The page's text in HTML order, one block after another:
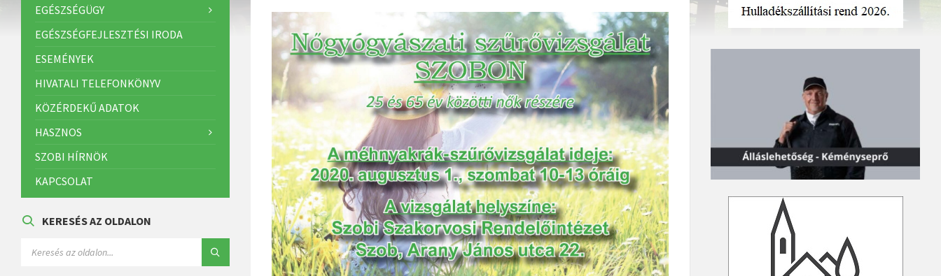
EGÉSZSÉGÜGY
EGÉSZSÉGFEJLESZTÉSI IRODA
ESEMÉNYEK
HIVATALI TELEFONKÖNYV
KÖZÉRDEKŰ ADATOK
HASZNOS
SZOBI HÍRNÖK
KAPCSOLAT
KERESÉS AZ OLDALON